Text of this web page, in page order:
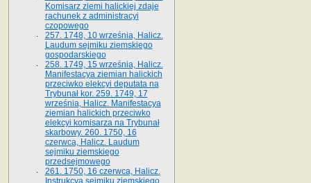
Komisarz ziemi halickiej zdaje
rachunek z administracyi
czopowego
257. 1748, 10 września, Halicz.
Laudum sejmiku ziemskiego
gospodarskiego
258. 1749, 15 września, Halicz.
Manifestacya ziemian halickich
przeciwko elekcyi deputata na
Trybunał kor. 259. 1749, 17
września, Halicz. Manifestacya
ziemian halickich przeciwko
elekcyi komisarza na Trybunał
skarbowy. 260. 1750, 16
czerwca, Halicz. Laudum
sejmiku ziemskiego
przedsejmowego
261. 1750, 16 czerwca, Halicz.
Instrukcya sejmiku ziemskiego